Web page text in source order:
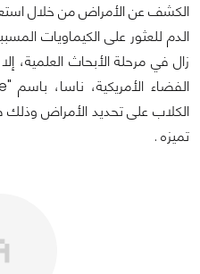
الكشف عن الأمراض من خلال
الدم للعثور على الكيماويات
زال في مرحلة الأبحاث العلمية،
الكلاب على تحديد الأمراض
تميزه .